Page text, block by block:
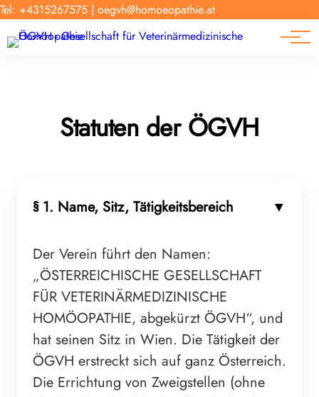
Tel: +4315267575 | oegvh@homoeopathie.at
Tierarzt-Suche
Forschung
News
Statuten der ÖGVH
§ 1. Name, Sitz, Tätigkeitsbereich
Der Verein führt den Namen:
„ÖSTERREICHISCHE GESELLSCHAFT
FÜR VETERINÄRMEDIZINISCHE
HOMÖOPATHIE, abgekürzt ÖGVH“, und
hat seinen Sitz in Wien. Die Tätigkeit der
ÖGVH erstreckt sich auf ganz Österreich.
Die Errichtung von Zweigstellen (ohne